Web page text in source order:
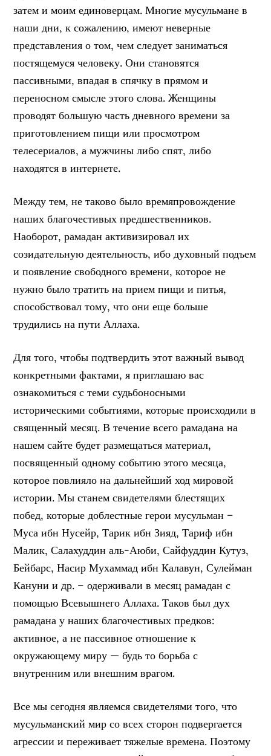
затем и моим единоверцам. Многие мусульмане в
наши дни, к сожалению, имеют неверные
представления о том, чем следует заниматься
постящемуся человеку. Они становятся
пассивными, впадая в спячку в прямом и
переносном смысле этого слова. Женщины
проводят большую часть дневного времени за
приготовлением пищи или просмотром
телесериалов, а мужчины либо спят, либо
находятся в интернете.
Между тем, не таково было времяпровождение
наших благочестивых предшественников.
Наоборот, рамадан активизировал их
созидательную деятельность, ибо духовный подъем
и появление свободного времени, которое не
нужно было тратить на прием пищи и питья,
способствовал тому, что они еще больше
трудились на пути Аллаха.
Для того, чтобы подтвердить этот важный вывод
конкретными фактами, я приглашаю вас
ознакомиться с теми судьбоносными
историческими событиями, которые происходили в
священный месяц. В течение всего рамадана на
нашем сайте будет размещаться материал,
посвященный одному событию этого месяца,
которое повлияло на дальнейший ход мировой
истории. Мы станем свидетелями блестящих
побед, которые доблестные герои мусульман –
Муса ибн Нусейр, Тарик ибн Зияд, Тариф ибн
Малик, Салахуддин аль-Аюби, Сайфуддин Кутуз,
Бейбарс, Насир Мухаммад ибн Калавун, Сулейман
Кануни и др. – одерживали в месяц рамадан с
помощью Всевышнего Аллаха. Таков был дух
рамадана у наших благочестивых предков:
активное, а не пассивное отношение к
окружающему миру — будь то борьба с
внутренним или внешним врагом.
Все мы сегодня являемся свидетелями того, что
мусульманский мир со всех сторон подвергается
агрессии и переживает тяжелые времена. Поэтому